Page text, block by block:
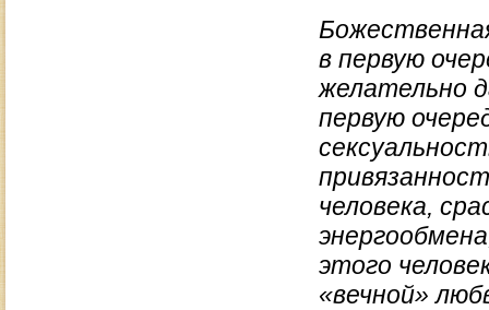
в первую
желательно
первую
человека,
этого
«вечной»